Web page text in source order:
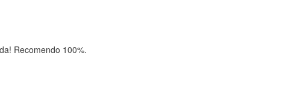
Recomendo 100%.